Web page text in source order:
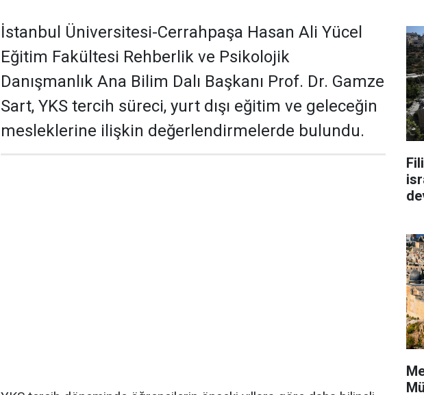
İstanbul Üniversitesi-Cerrahpaşa Hasan Ali Yücel
Eğitim Fakültesi Rehberlik ve Psikolojik
Danışmanlık Ana Bilim Dalı Başkanı Prof. Dr. Gamze
Sart, YKS tercih süreci, yurt dışı eğitim ve geleceğin
mesleklerine ilişkin değerlendirmelerde bulundu.